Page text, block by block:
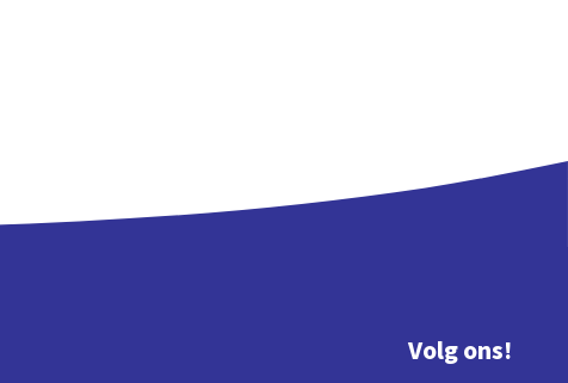
Volg ons!